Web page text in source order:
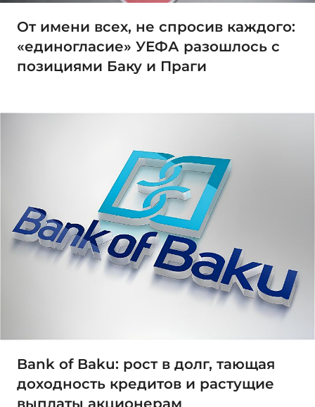
От имени всех, не спросив каждого:
«единогласие» УЕФА разошлось с
позициями Баку и Праги
Bank of Baku: рост в долг, тающая
доходность кредитов и растущие
выплаты акционерам